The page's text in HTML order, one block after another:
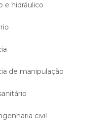
e hidráulico
de manipulação
civil